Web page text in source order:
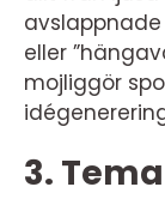
eller
mojliggör
3.